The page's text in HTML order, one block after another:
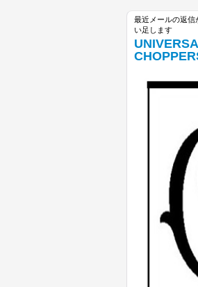
最近メールの返
い足します